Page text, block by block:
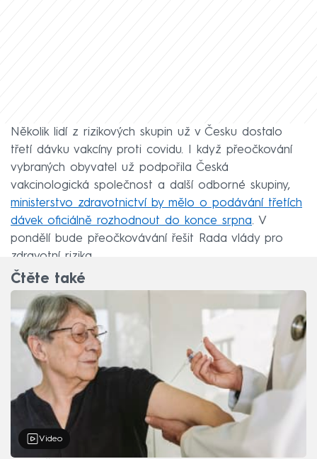
Několik lidí z rizikových skupin už v Česku dostalo
třetí dávku vakcíny proti covidu. I když přeočkování
vybraných obyvatel už podpořila Česká
vakcinologická společnost a další odborné skupiny,
ministerstvo zdravotnictví by mělo o podávání třetích
dávek oficiálně rozhodnout do konce srpna. V
pondělí bude přeočkovávání řešit Rada vlády pro
zdravotní rizika.
Čtěte také
Video